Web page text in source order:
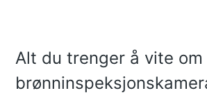
Alt du trenger å vite om